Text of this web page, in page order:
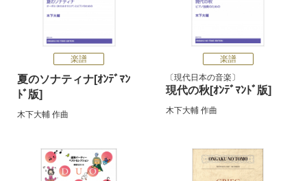
楽譜
夏のソナティナ[ｵﾝﾃﾞﾏﾝ
ﾄﾞ版]
木下大輔 作曲
楽譜
現代日本の音楽
現代の秋[ｵﾝﾃﾞﾏﾝﾄﾞ版]
木下大輔 作曲